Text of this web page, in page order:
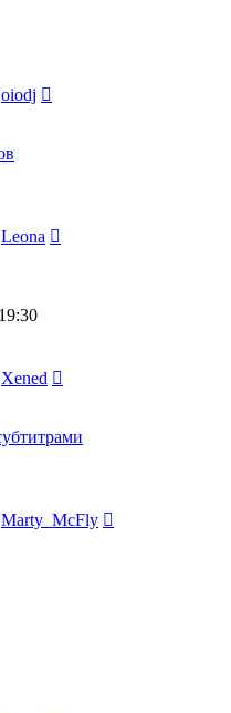
oiodj
Leona
Xened
Marty_McFly